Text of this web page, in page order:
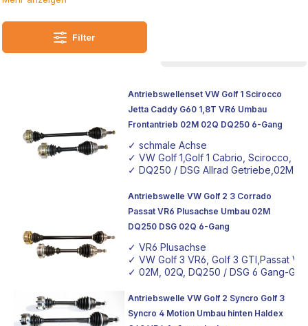
Wahl für tiefergelegte Autos, bei denen es auf jedes Detail
ankommt.
Sie kombinieren hohe Funktionalität mit einer perfekten
verleihen. Mit unserer langjährigen
Erfahrung und dem direkten Draht zu euch, unseren
Kunden, streben wir danach, eure Tuning-Träume
Wirklichkeit werden zu lassen.
Entdeckt jetzt, wie unsere dünnenAntriebswelleneuer
Fahrzeug auf das nächste Level heben können.
Filter
Antriebswellenset VW Golf 1 Scirocco
Jetta Caddy G60 1,8T VR6 Umbau
Frontantrieb 02M 02Q DQ250 6-Gang
✓ schmale Achse
✓ VW Golf 1,Golf 1 Cabrio, Scirocco,
✓ DQ250 / DSG Allrad Getriebe,02M,
Antriebswelle VW Golf 2 3 Corrado
Passat VR6 Plusachse Umbau 02M
DQ250 DSG 02Q 6-Gang
✓ VR6 Plusachse
✓ VW Golf 3 VR6, Golf 3 GTI,Passat
✓ 02M, 02Q, DQ250 / DSG 6 Gang-
Antriebswelle VW Golf 2 Syncro Golf 3
Syncro 4 Motion Umbau hinten Haldex